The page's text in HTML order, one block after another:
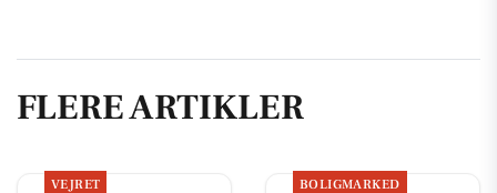
FLERE ARTIKLER
VEJRET BOLIGMARKED